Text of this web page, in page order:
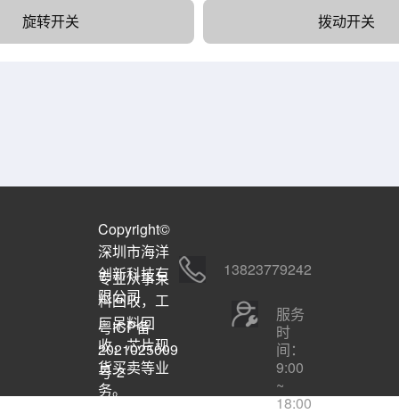
旋转开关 拨动开关
Copyright©
深圳市海洋
创新科技有
限公司
专业从事呆
料回收，工
厂呆料回
收，芯片现
货买卖等业
务。
粤ICP备
2021025009
号-2
13823779242
服务
时
间：
9:00
~
18:00